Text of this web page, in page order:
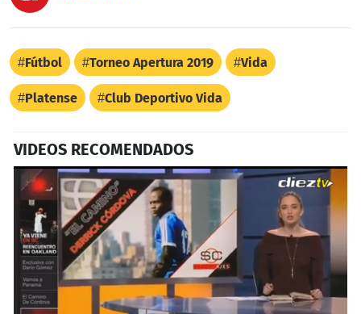
Fútbol Torneo Apertura 2019 Vida
Platense Club Deportivo Vida
VIDEOS RECOMENDADOS